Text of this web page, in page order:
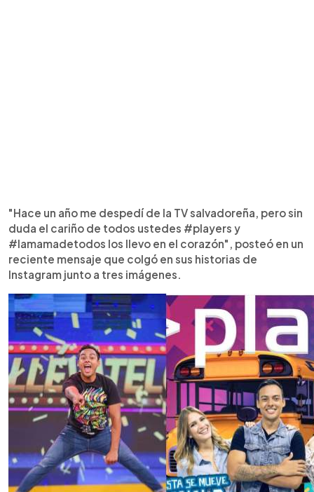
"Hace un año me despedí de la TV salvadoreña, pero sin
duda el cariño de todos ustedes #players y
#lamamadetodos los llevo en el corazón", posteó en un
reciente mensaje que colgó en sus historias de
Instagram junto a tres imágenes.